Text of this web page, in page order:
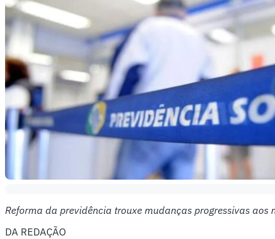
Reforma da previdência trouxe mudanças progressivas aos
DA REDAÇÃO